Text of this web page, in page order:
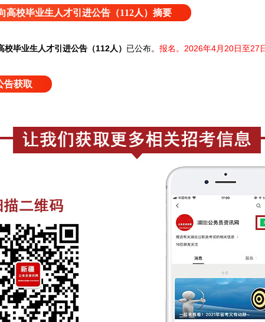
高校毕业生人才引进公告（112人）摘要
毕业生人才引进公告（112人） 已公布。 报名。2026年4月20日至27
告获取